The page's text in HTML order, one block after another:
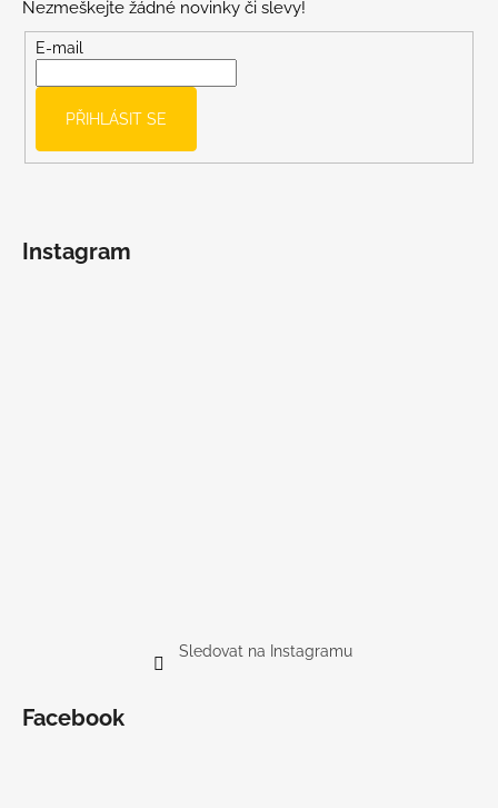
Nezmeškejte žádné novinky či slevy!
E-mail
PŘIHLÁSIT SE
Instagram
Sledovat na Instagramu
Facebook